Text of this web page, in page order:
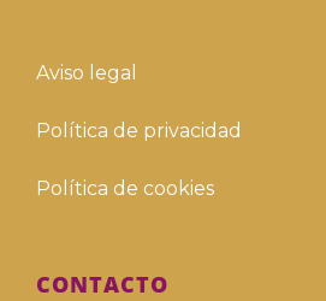
Aviso legal
Política de privacidad
Política de cookies
CONTACTO